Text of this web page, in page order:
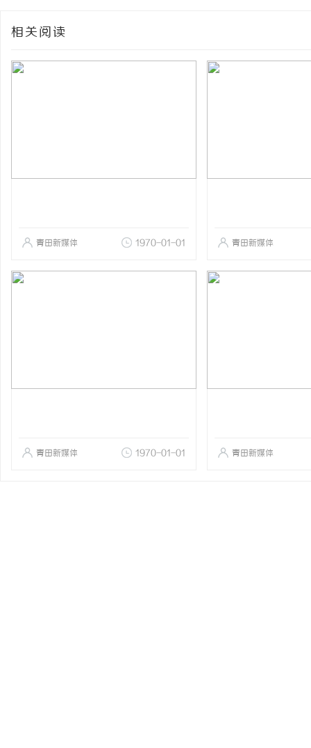
相关阅读
青田新媒体 1970-01-01 青田新媒体
青田新媒体 1970-01-01 青田新媒体